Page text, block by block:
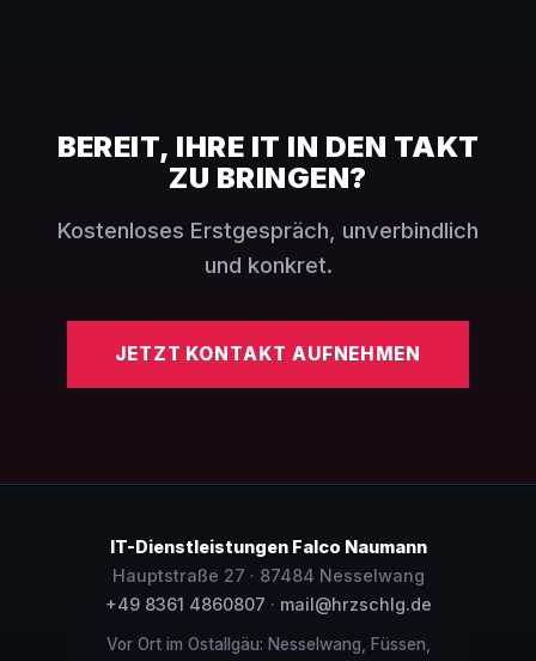
BEREIT, IHRE IT IN DEN TAKT
ZU BRINGEN?
Kostenloses Erstgespräch, unverbindlich
und konkret.
JETZT KONTAKT AUFNEHMEN
IT-Dienstleistungen Falco Naumann
Hauptstraße 27 · 87484 Nesselwang
+49 8361 4860807 · mail@hrzschlg.de
Vor Ort im Ostallgäu: Nesselwang, Füssen,